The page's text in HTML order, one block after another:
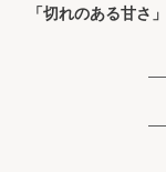
「切れのある甘さ」